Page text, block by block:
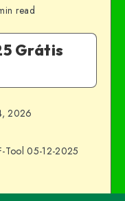
read
Grátis
2026
Tool 05-12-2025